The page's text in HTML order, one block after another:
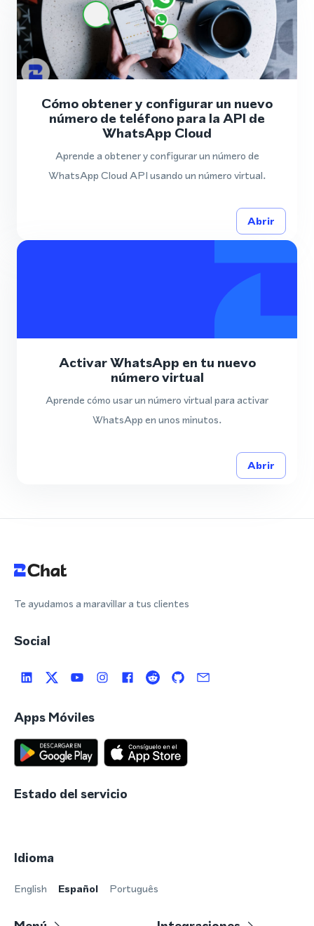
Cómo obtener y configurar un nuevo
número de teléfono para la API de
WhatsApp Cloud
Aprende a obtener y configurar un número de
WhatsApp Cloud API usando un número virtual.
Abrir
Activar WhatsApp en tu nuevo
número virtual
Aprende cómo usar un número virtual para activar
WhatsApp en unos minutos.
Abrir
Te ayudamos a maravillar a tus clientes
Social
Apps Móviles
Estado del servicio
Idioma
English Español Português